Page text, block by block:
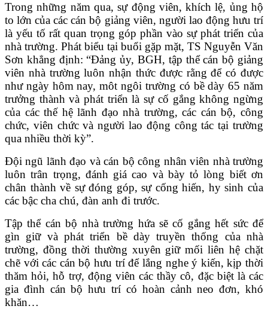
Trong những năm qua, sự động viên, khích lệ, ủng hộ
to lớn của các cán bộ giảng viên, người lao động hưu trí
là yếu tố rất quan trọng góp phần vào sự phát triển của
nhà trường. Phát biểu tại buổi gặp mặt, TS Nguyễn Văn
Sơn khẳng định: “Đảng ủy, BGH, tập thể cán bộ giảng
viên nhà trường luôn nhận thức được rằng để có được
như ngày hôm nay, môt ngôi trường có bề dày 65 năm
trưởng thành và phát triển là sự cố gắng không ngừng
của các thế hệ lãnh đạo nhà trường, các cán bộ, công
chức, viên chức và người lao động công tác tại trường
qua nhiều thời kỳ”.
Đội ngũ lãnh đạo và cán bộ công nhân viên nhà trường
luôn trân trọng, đánh giá cao và bày tỏ lòng biết ơn
chân thành về sự đóng góp, sự cống hiến, hy sinh của
các bậc cha chú, đàn anh đi trước.
Tập thể cán bộ nhà trường hứa sẽ cố gắng hết sức để
gìn giữ và phát triển bề dày truyền thống của nhà
trường, đồng thời thường xuyên giữ mối liên hệ chặt
chẽ với các cán bộ hưu trí để lắng nghe ý kiến, kịp thời
thăm hỏi, hỗ trợ, động viên các thầy cô, đặc biệt là các
gia đình cán bộ hưu trí có hoàn cảnh neo đơn, khó
khăn…